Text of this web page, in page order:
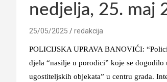
nedjelja, 25. maj
25/05/2025 redakcija
POLICIJSKA UPRAVA BANOVIĆI:
djela “nasilje u porodici” koje se
ugostiteljskih objekata” u centru grada.